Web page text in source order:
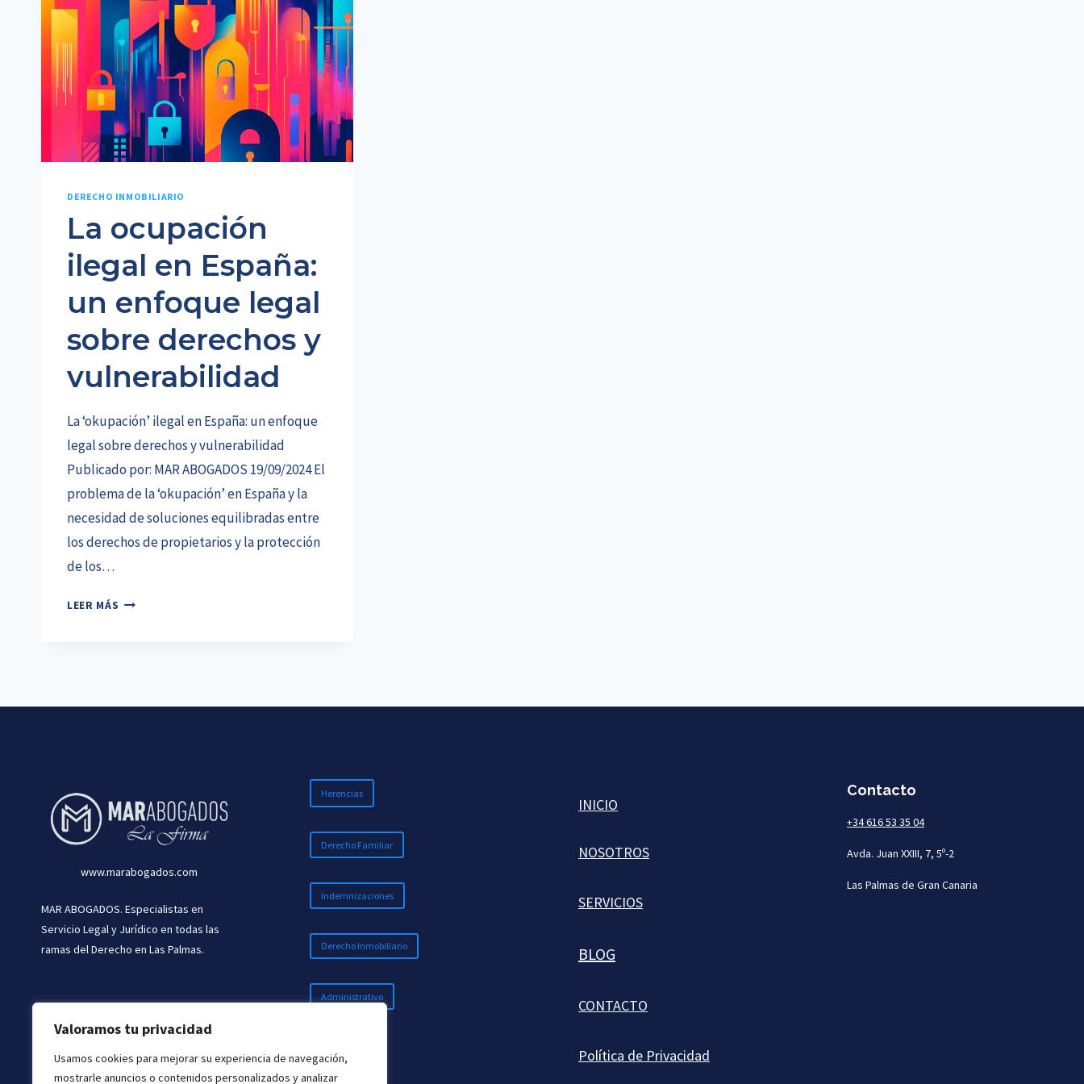
Valoramos tu privacidad
Usamos cookies para mejorar su experiencia de navegación,
mostrarle anuncios o contenidos personalizados y analizar
DERECHO INMOBILIARIO
La ocupación
ilegal en España:
un enfoque legal
sobre derechos y
vulnerabilidad
La ‘okupación’ ilegal en España: un enfoque
legal sobre derechos y vulnerabilidad
Publicado por: MAR ABOGADOS 19/09/2024 El
problema de la ‘okupación’ en España y la
necesidad de soluciones equilibradas entre
los derechos de propietarios y la protección
de los…
LEER MÁS
VULNERABILIDAD
www.marabogados.com
MAR ABOGADOS. Especialistas en
Servicio Legal y Jurídico en todas las
ramas del Derecho en Las Palmas.
Herencias
Derecho Familiar
Indemnizaciones
Derecho Inmobiliario
Administrativo
INICIO
NOSOTROS
SERVICIOS
BLOG
CONTACTO
Política de Privacidad
Contacto
+34 616 53 35 04
Avda. Juan XXIII, 7, 5º-2
Las Palmas de Gran Canaria